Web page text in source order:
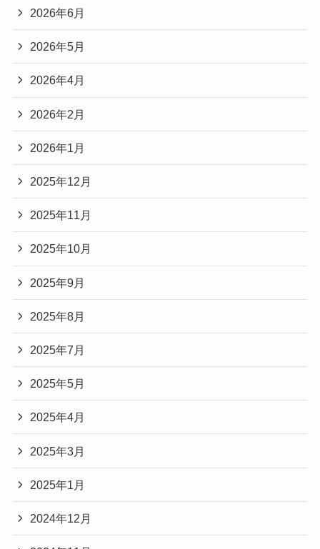
2026年6月
2026年5月
2026年4月
2026年2月
2026年1月
2025年12月
2025年11月
2025年10月
2025年9月
2025年8月
2025年7月
2025年5月
2025年4月
2025年3月
2025年1月
2024年12月